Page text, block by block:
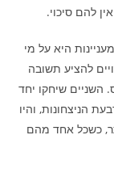
להם סיכוי.
היא על מי
להציע תשובה
השניים שיחקו יחד
הניצחונות, והיו
כשכל אחד מהם